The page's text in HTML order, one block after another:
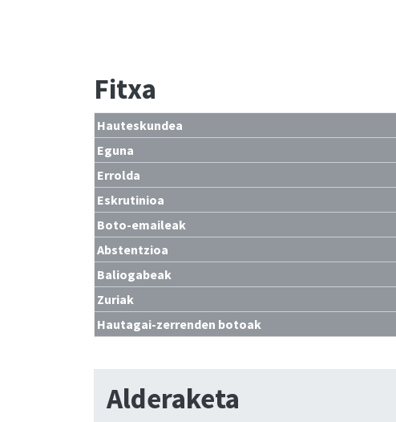
Fitxa
Hauteskundea
Eguna
Errolda
Eskrutinioa
Boto-emaileak
Abstentzioa
Baliogabeak
Zuriak
Hautagai-zerrenden botoak
Alderaketa